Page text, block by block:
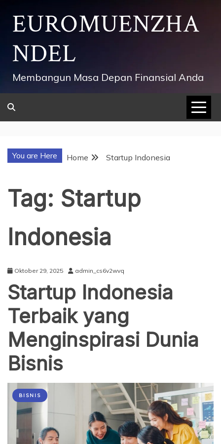
contentEUROMUENZHA
NDEL
Membangun Masa Depan Finansial Anda
You are Here Home Startup Indonesia
Tag: Startup
Indonesia
Oktober 29, 2025 admin_cs6v2wvq
Startup Indonesia
Terbaik yang
Menginspirasi Dunia
Bisnis
BISNIS